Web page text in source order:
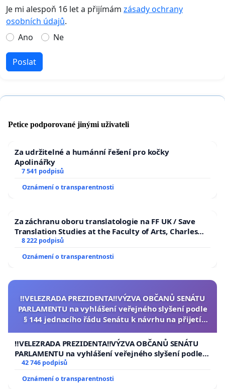
Je mi alespoň 16 let a přijímám zásady ochrany
osobních údajů.
Ano
Ne
Poslat
Petice podporované jinými uživateli
Za udržitelné a humánní řešení pro kočky
Apolinářky
7 541 podpisů
Oznámení o transparentnosti
Za záchranu oboru translatologie na FF UK / Save
Translation Studies at the Faculty of Arts, Charles
University
8 222 podpisů
Oznámení o transparentnosti
‼️VELEZRADA PREZIDENTA‼️VÝZVA OBČANŮ SENÁTU
PARLAMENTU na vyhlášení veřejného slyšení podle
§ 144 jednacího řádu Senátu k návrhu na přijetí
republiky
‼️VELEZRADA PREZIDENTA‼️VÝZVA OBČANŮ SENÁTU
PARLAMENTU na vyhlášení veřejného slyšení podle §
144 jednacího řádu Senátu k návrhu na přijetí
republiky
42 746 podpisů
Oznámení o transparentnosti